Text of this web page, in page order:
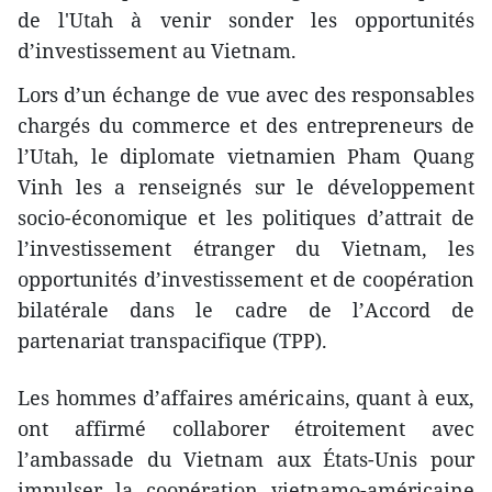
de l'Utah à venir sonder les opportunités
d’investissement au Vietnam.
Lors d’un échange de vue avec des responsables
chargés du commerce et des entrepreneurs de
l’Utah, le diplomate vietnamien Pham Quang
Vinh les a renseignés sur le développement
socio-économique et les politiques d’attrait de
l’investissement étranger du Vietnam, les
opportunités d’investissement et de coopération
bilatérale dans le cadre de l’Accord de
partenariat transpacifique (TPP).
Les hommes d’affaires américains, quant à eux,
ont affirmé collaborer étroitement avec
l’ambassade du Vietnam aux États-Unis pour